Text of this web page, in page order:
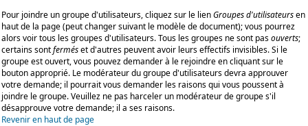
Pour joindre un groupe d'utilisateurs, cliquez sur le lienGroupes d'utilisateursen
haut de la page (peut changer suivant le modèle de document); vous pourrez
alors voir tous les groupes d'utilisateurs. Tous les groupes ne sont pasouverts;
certains sontferméset d'autres peuvent avoir leurs effectifs invisibles. Si le
groupe est ouvert, vous pouvez demander à le rejoindre en cliquant sur le
bouton approprié. Le modérateur du groupe d'utilisateurs devra approuver
votre demande; il pourrait vous demander les raisons qui vous poussent à
joindre le groupe. Veuillez ne pas harceler un modérateur de groupe s'il
désapprouve votre demande; il a ses raisons.
Revenir en haut de page